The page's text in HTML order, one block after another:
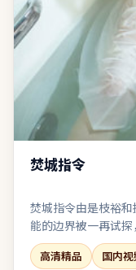
焚城指令
焚城指令由是枝裕
能的边界被一再试
头长期贴近角色面
合与友人观影后延续
高清精品
国内视